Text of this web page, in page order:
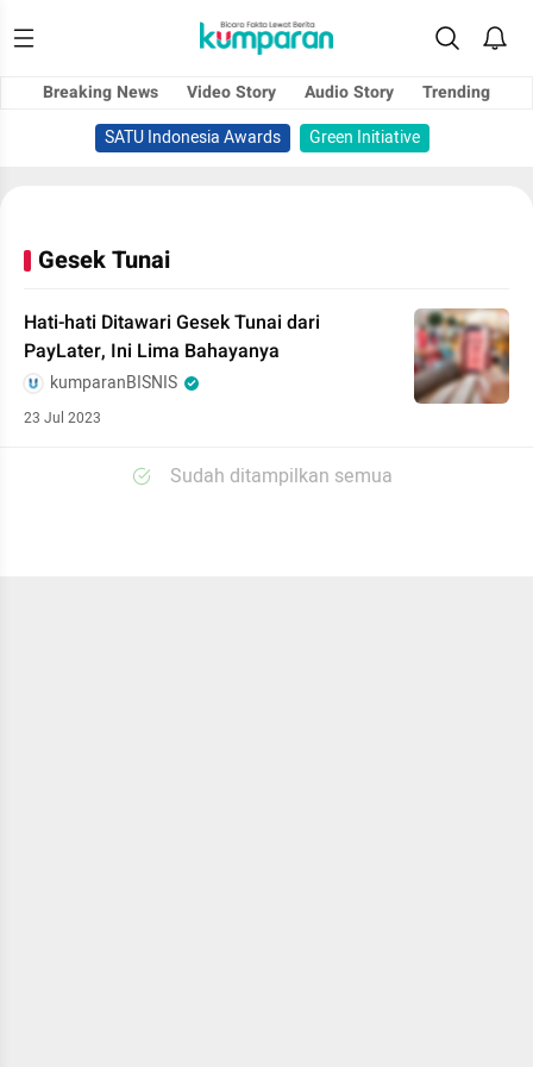
Breaking News Video Story Audio Story
Trending
SATU Indonesia Awards
Green Initiative
Gesek Tunai
Hati-hati Ditawari Gesek Tunai dari
PayLater, Ini Lima Bahayanya
kumparanBISNIS
23 Jul 2023
Sudah ditampilkan semua